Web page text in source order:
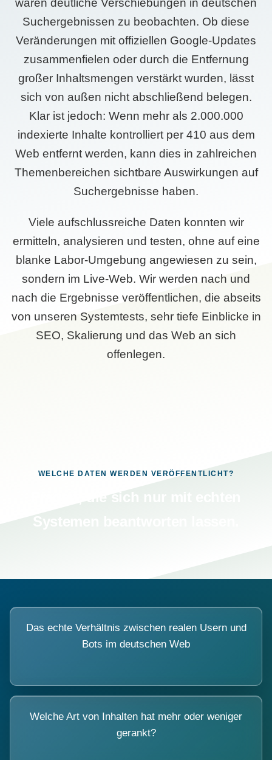
waren deutliche Verschiebungen in deutschen
Suchergebnissen zu beobachten. Ob diese
Veränderungen mit offiziellen Google-Updates
zusammenfielen oder durch die Entfernung
großer Inhaltsmengen verstärkt wurden, lässt
sich von außen nicht abschließend belegen.
Klar ist jedoch: Wenn mehr als 2.000.000
indexierte Inhalte kontrolliert per 410 aus dem
Web entfernt werden, kann dies in zahlreichen
Themenbereichen sichtbare Auswirkungen auf
Suchergebnisse haben.
Viele aufschlussreiche Daten konnten wir
ermitteln, analysieren und testen, ohne auf eine
blanke Labor-Umgebung angewiesen zu sein,
sondern im Live-Web. Wir werden nach und
nach die Ergebnisse veröffentlichen, die abseits
von unseren Systemtests, sehr tiefe Einblicke in
SEO, Skalierung und das Web an sich
offenlegen.
WELCHE DATEN WERDEN VERÖFFENTLICHT?
Das echte Verhältnis zwischen realen Usern und
Bots im deutschen Web
Welche Art von Inhalten hat mehr oder weniger
gerankt?